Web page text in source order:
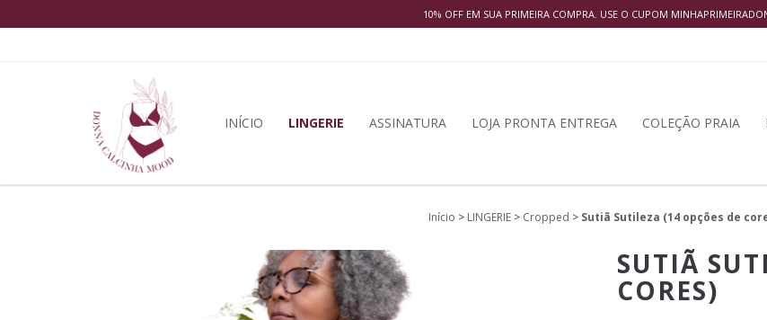
10% OFF EM SUA PRIMEIRA COMPRA. USE O CUPOM
INÍCIO LINGERIE ASSINATURA LOJA PRONTA ENTREGA COLEÇÃO PRAIA
Início > LINGERIE > Cropped > Sutiã Sutileza (14 opções de
SUTIÃ
CORES)